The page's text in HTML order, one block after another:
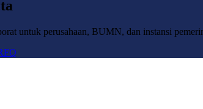
untuk perusahaan, BUMN, dan instansi